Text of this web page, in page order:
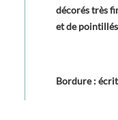
décorés très
et de
Bordure :